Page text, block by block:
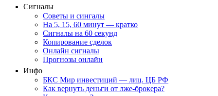
Сигналы
Советы и сингалы
На 5, 15, 60 минут — кратко
Сигналы на 60 секунд
Копирование сделок
Онлайн сигналы
Прогнозы онлайн
Инфо
БКС Мир инвестиций — лиц. ЦБ РФ
Как вернуть деньги от лже-брокера?